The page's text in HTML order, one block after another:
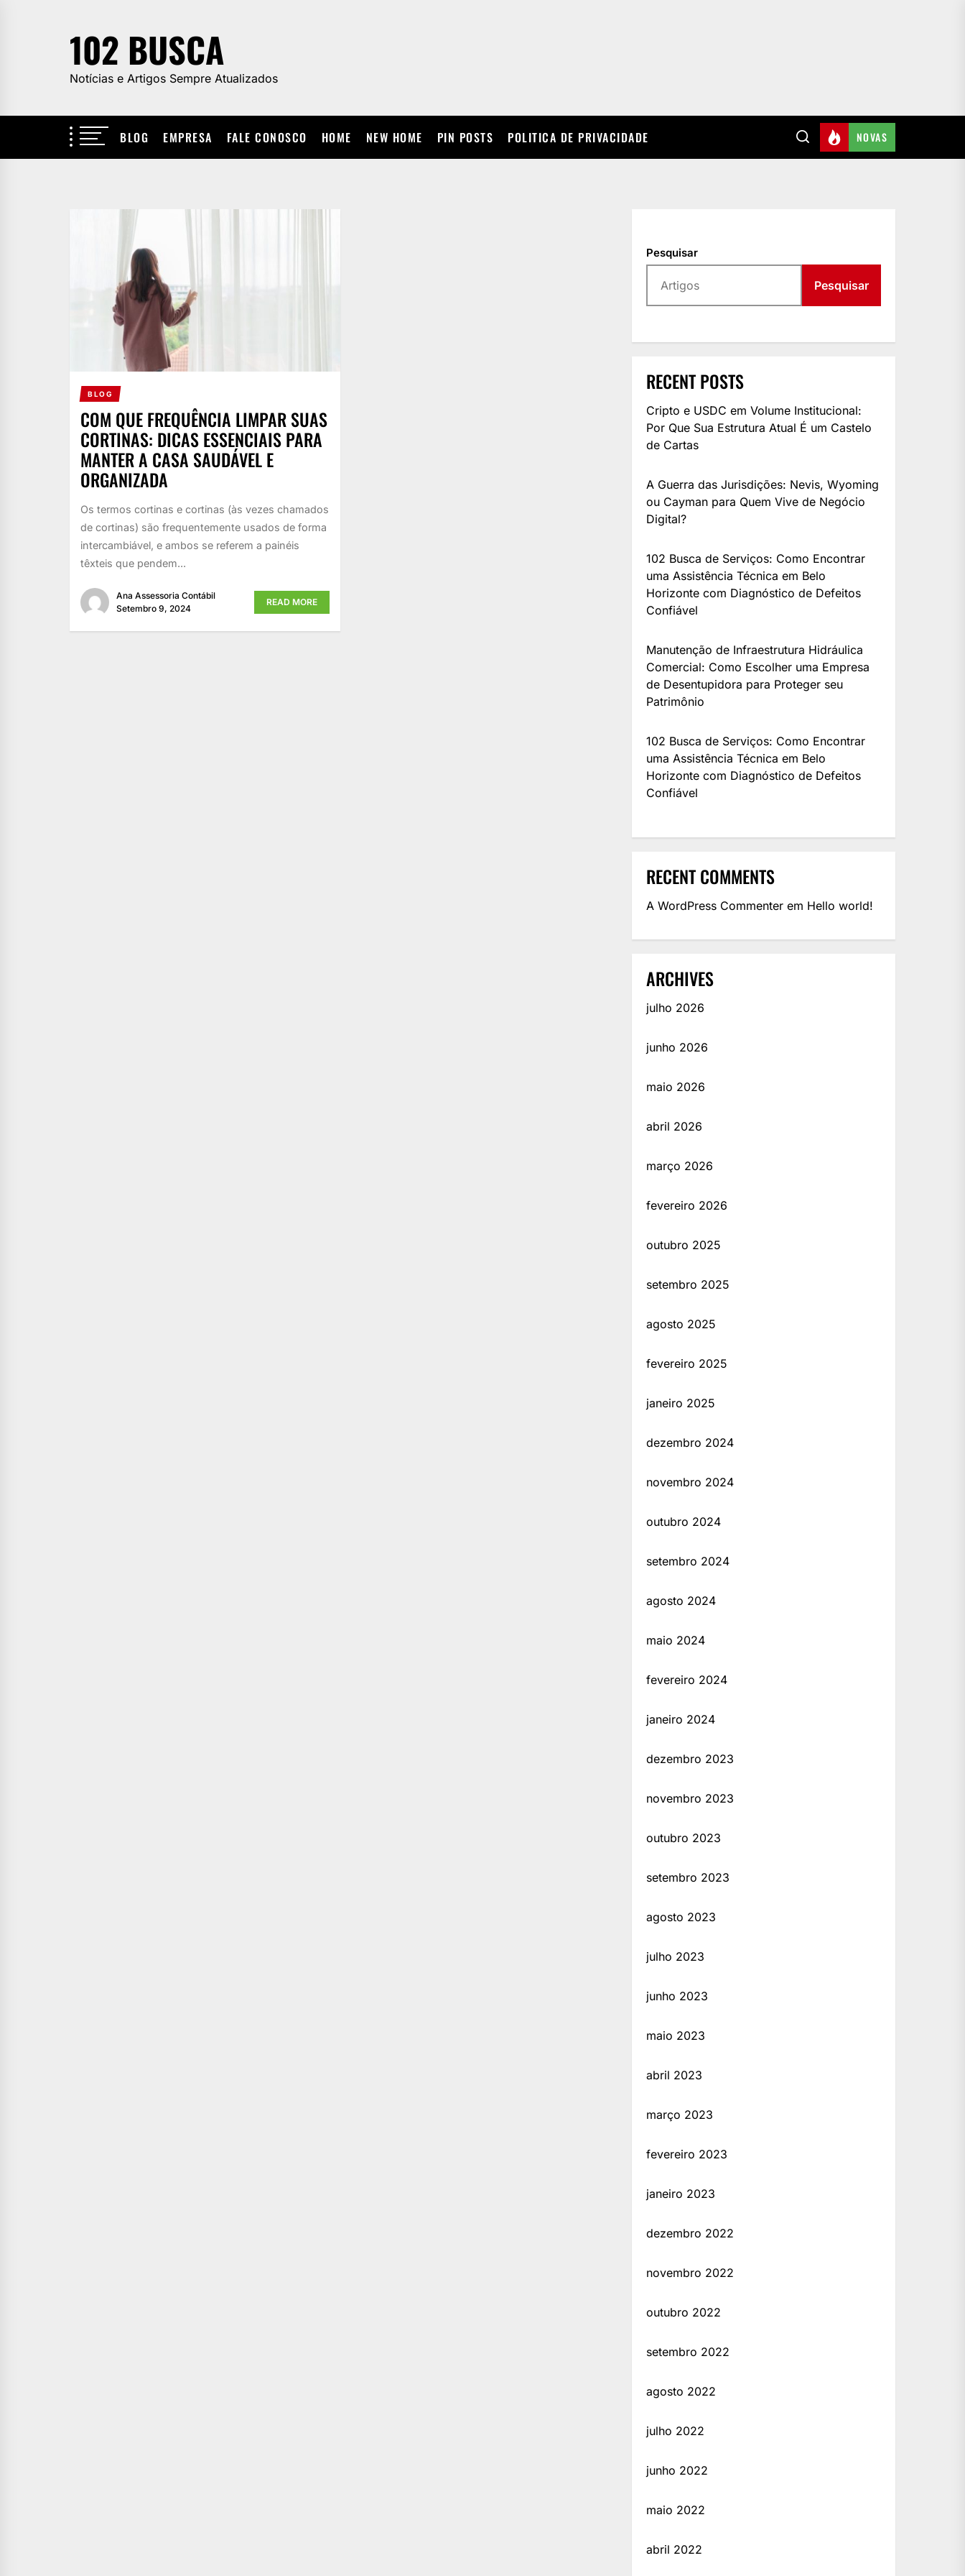
102 BUSCA
Notícias e Artigos Sempre Atualizados
BLOG EMPRESA FALE CONOSCO HOME NEW HOME PIN POSTS POLITICA DE PRIVACIDADE NOVAS
BLOG
COM QUE FREQUÊNCIA LIMPAR SUAS
CORTINAS: DICAS ESSENCIAIS PARA
MANTER A CASA SAUDÁVEL E
ORGANIZADA
Os termos cortinas e cortinas (às vezes chamados
de cortinas) são frequentemente usados de forma
intercambiável, e ambos se referem a painéis
têxteis que pendem...
Ana Assessoria Contábil
Setembro 9, 2024
READ MORE
Pesquisar
Pesquisar
RECENT POSTS
Cripto e USDC em Volume Institucional:
Por Que Sua Estrutura Atual É um Castelo
de Cartas
A Guerra das Jurisdições: Nevis, Wyoming
ou Cayman para Quem Vive de Negócio
Digital?
102 Busca de Serviços: Como Encontrar
uma Assistência Técnica em Belo
Horizonte com Diagnóstico de Defeitos
Confiável
Manutenção de Infraestrutura Hidráulica
Comercial: Como Escolher uma Empresa
de Desentupidora para Proteger seu
Patrimônio
102 Busca de Serviços: Como Encontrar
uma Assistência Técnica em Belo
Horizonte com Diagnóstico de Defeitos
Confiável
RECENT COMMENTS
A WordPress Commenter em Hello world!
ARCHIVES
julho 2026
junho 2026
maio 2026
abril 2026
março 2026
fevereiro 2026
outubro 2025
setembro 2025
agosto 2025
fevereiro 2025
janeiro 2025
dezembro 2024
novembro 2024
outubro 2024
setembro 2024
agosto 2024
maio 2024
fevereiro 2024
janeiro 2024
dezembro 2023
novembro 2023
outubro 2023
setembro 2023
agosto 2023
julho 2023
junho 2023
maio 2023
abril 2023
março 2023
fevereiro 2023
janeiro 2023
dezembro 2022
novembro 2022
outubro 2022
setembro 2022
agosto 2022
julho 2022
junho 2022
maio 2022
abril 2022